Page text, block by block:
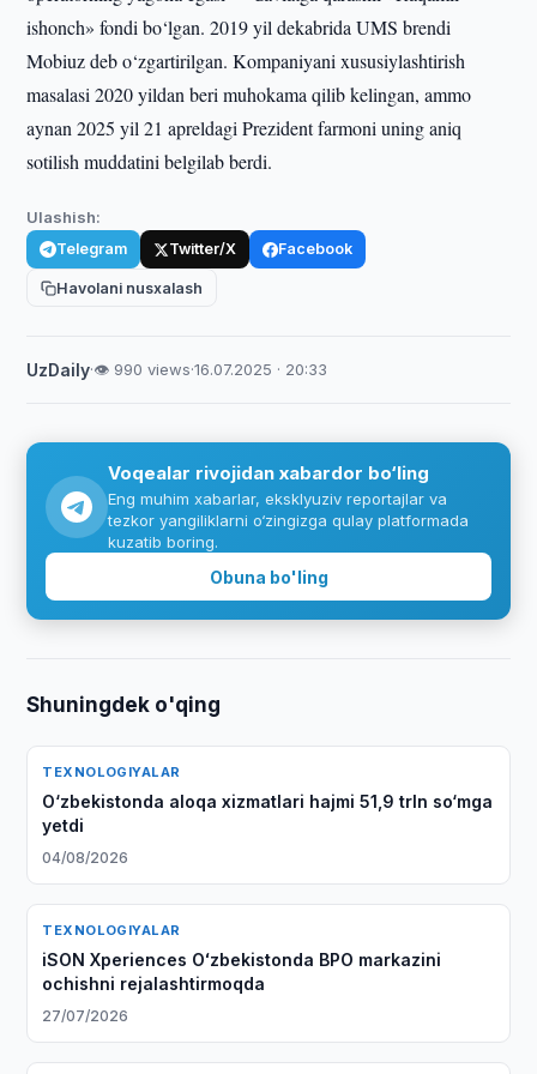
ishonch» fondi bo‘lgan. 2019 yil dekabrida UMS brendi
Mobiuz deb o‘zgartirilgan. Kompaniyani xususiylashtirish
masalasi 2020 yildan beri muhokama qilib kelingan, ammo
aynan 2025 yil 21 apreldagi Prezident farmoni uning aniq
sotilish muddatini belgilab berdi.
Ulashish:
Telegram Twitter/X Facebook
Havolani nusxalash
UzDaily·👁 990 views·16.07.2025 · 20:33
Voqealar rivojidan xabardor bo‘ling
Eng muhim xabarlar, eksklyuziv reportajlar va
tezkor yangiliklarni o‘zingizga qulay platformada
kuzatib boring.
Obuna bo'ling
Shuningdek o'qing
TEXNOLOGIYALAR
O‘zbekistonda aloqa xizmatlari hajmi 51,9 trln so‘mga
yetdi
04/08/2026
TEXNOLOGIYALAR
iSON Xperiences Oʻzbekistonda BPO markazini
ochishni rejalashtirmoqda
27/07/2026